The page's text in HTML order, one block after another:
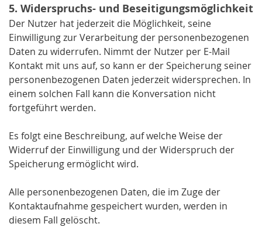
5. Widerspruchs- und Beseitigungsmöglichkeit
Der Nutzer hat jederzeit die Möglichkeit, seine
Einwilligung zur Verarbeitung der personenbezogenen
Daten zu widerrufen. Nimmt der Nutzer per E-Mail
Kontakt mit uns auf, so kann er der Speicherung seiner
personenbezogenen Daten jederzeit widersprechen. In
einem solchen Fall kann die Konversation nicht
fortgeführt werden.
Es folgt eine Beschreibung, auf welche Weise der
Widerruf der Einwilligung und der Widerspruch der
Speicherung ermöglicht wird.
Alle personenbezogenen Daten, die im Zuge der
Kontaktaufnahme gespeichert wurden, werden in
diesem Fall gelöscht.